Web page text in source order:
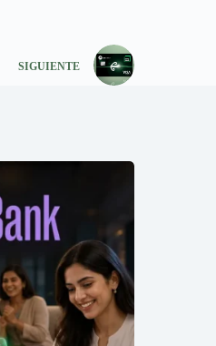
SIGUIENTE